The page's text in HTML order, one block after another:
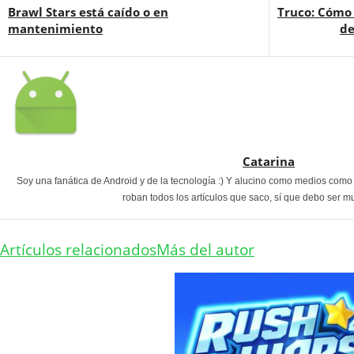
Brawl Stars está caído o en
mantenimiento
Truco:
Catarina
Soy una fanática de Android y de la tecnología :) Y alucino como medios
roban todos los artículos que saco, sí que debo ser
Artículos relacionadosMás del autor